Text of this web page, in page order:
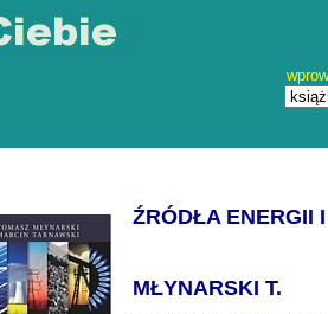
ŹRÓDŁA ENERGII
MŁYNARSKI T.